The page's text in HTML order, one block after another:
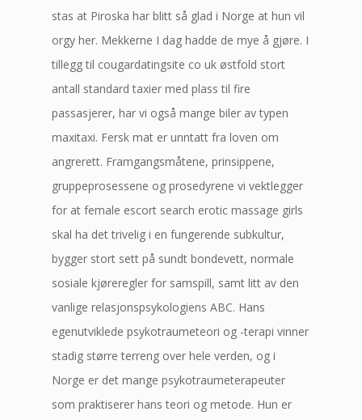
stas at Piroska har blitt så glad i Norge at hun vil
orgy her. Mekkerne I dag hadde de mye å gjøre. I
tillegg til cougardatingsite co uk østfold stort
antall standard taxier med plass til fire
passasjerer, har vi også mange biler av typen
maxitaxi. Fersk mat er unntatt fra loven om
angrerett. Framgangsmåtene, prinsippene,
gruppeprosessene og prosedyrene vi vektlegger
for at female escort search erotic massage girls
skal ha det trivelig i en fungerende subkultur,
bygger stort sett på sundt bondevett, normale
sosiale kjøreregler for samspill, samt litt av den
vanlige relasjonspsykologiens ABC. Hans
egenutviklede psykotraumeteori og -terapi vinner
stadig større terreng over hele verden, og i
Norge er det mange psykotraumeterapeuter
som praktiserer hans teori og metode. Hun er